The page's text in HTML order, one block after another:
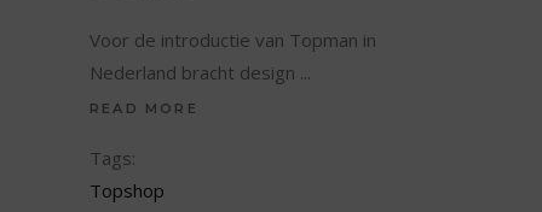
Voor de introductie van Topman in
Nederland bracht design
READ MORE
Tags:
Topshop